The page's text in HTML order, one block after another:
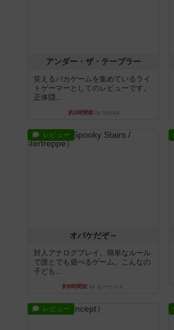
アンダー・ザ・テーブラー
笑えるバカゲームを集めているライ
トゲーマーとしてのレビューです。
正体隠...
約1時間前by toyota
レビュー
オバケだぞ～
対人アナログプレイ。簡単なルール
で誰とでも遊べるゲーム。こんなの
子ども...
約8時間前 by おーちゃん
レビュー